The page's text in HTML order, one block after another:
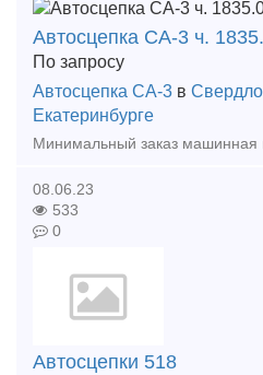
Автосцепка СА-3 ч.
По запросу
Автосцепка СА-3 в
Екатеринбурге
08.06.23
533
0
Автосцепки 518